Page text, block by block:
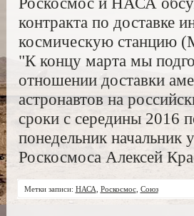
контракта по доставке
космическую станцию
"К концу марта мы
отношении доставки
астронавтов на
сроки с середины 2016
понедельник
Роскосмоса Алексей
Метки записи: НАСА Роскосмос, Союз